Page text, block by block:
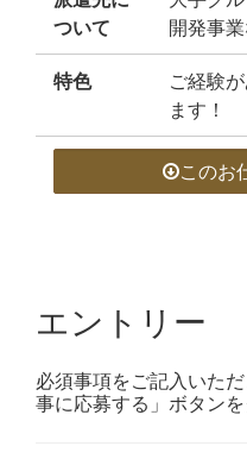
ついて
開発事
特色
ご経験
ます！
このお
エントリー
必須事項をご記入いた
事に応募する」ボタン